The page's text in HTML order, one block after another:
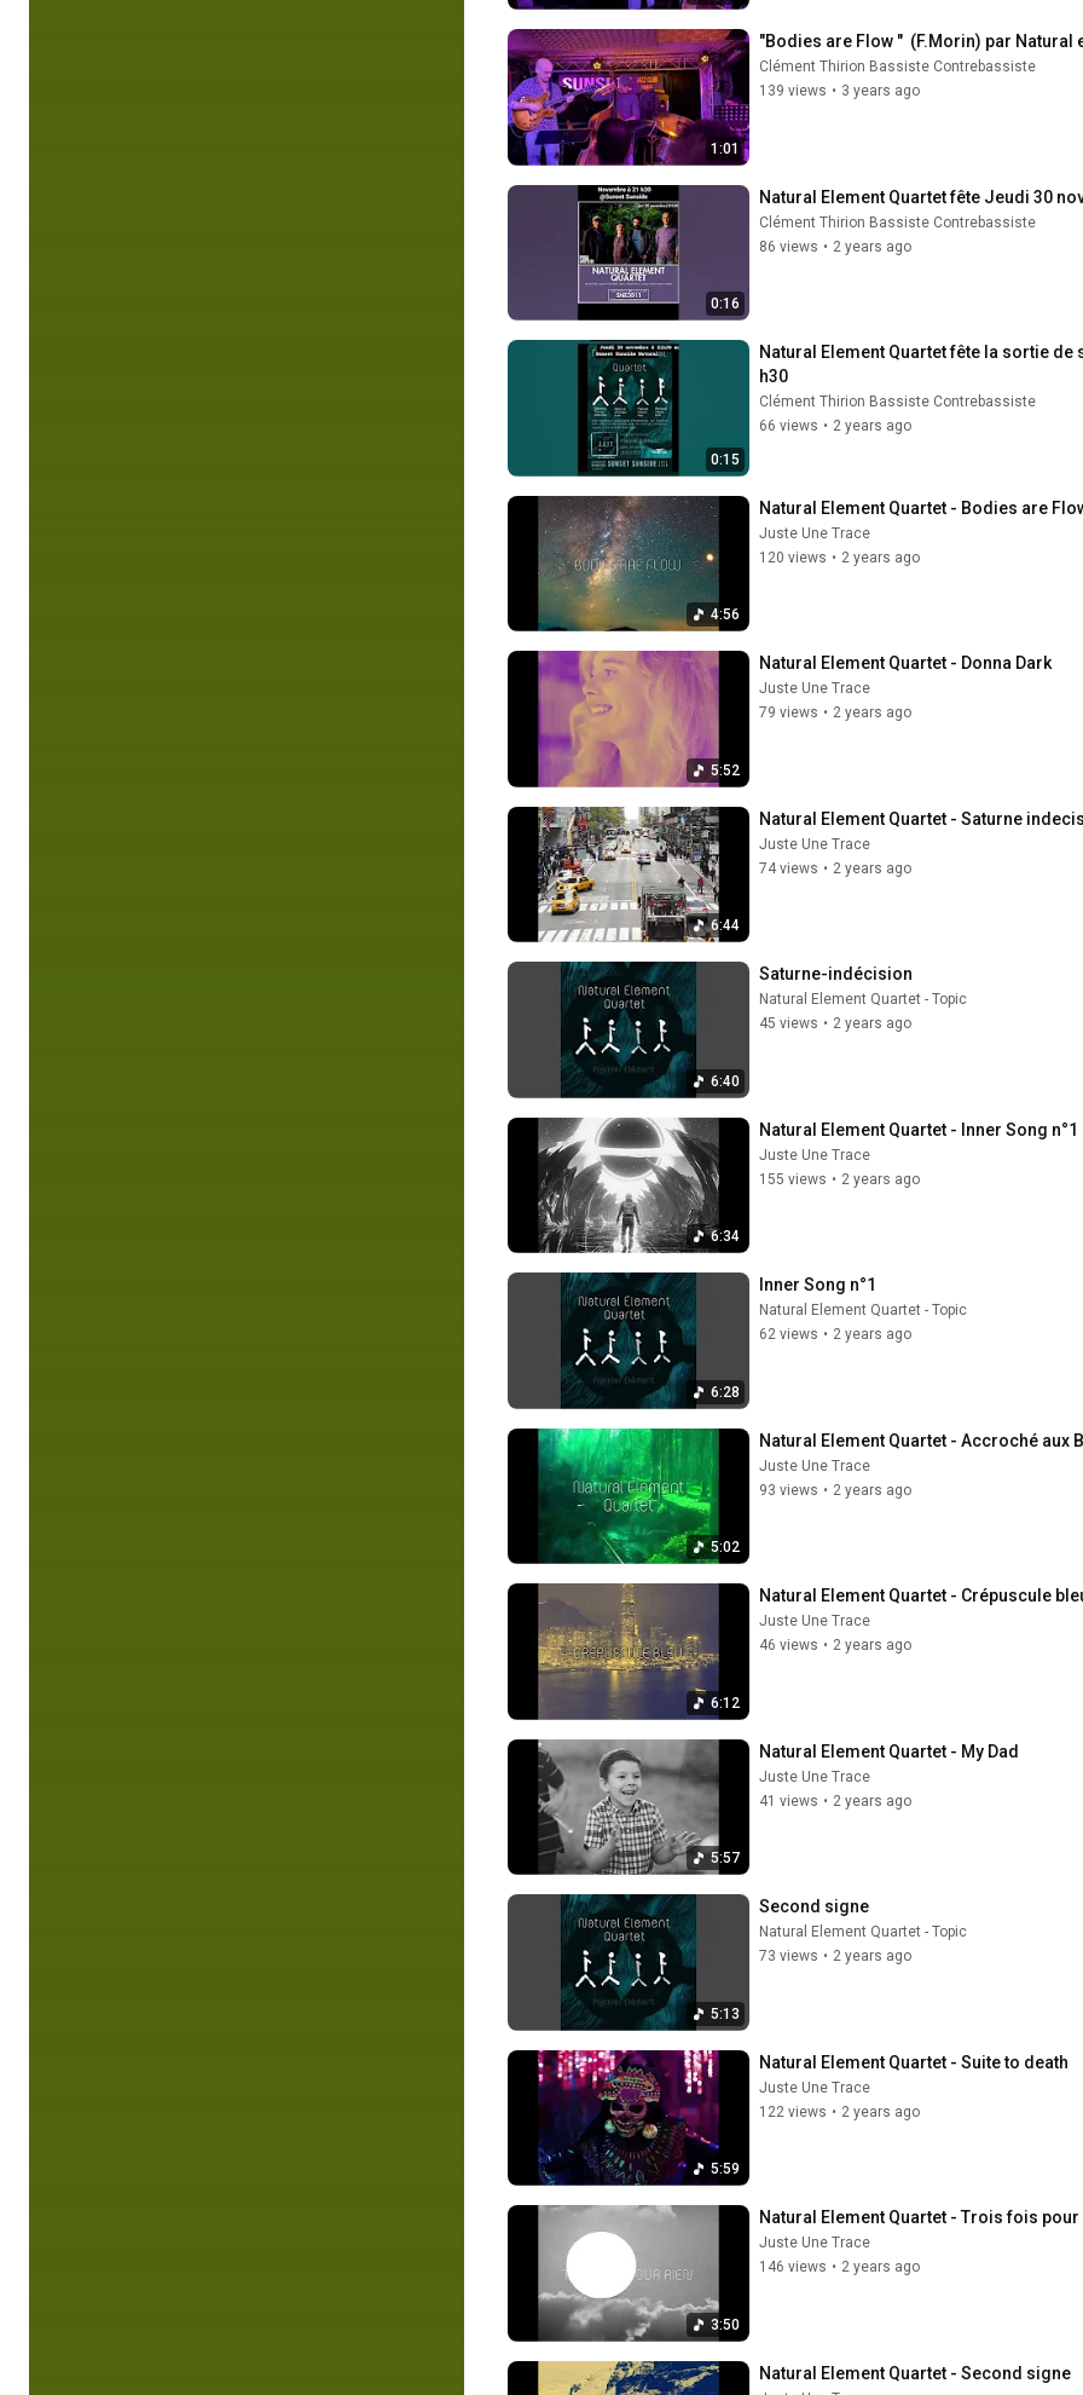
1:01
"Bodies are Flow "  (F.Morin) par
Clément Thirion Bassiste Contrebassiste
139 views • 3 years ago
0:16
Natural Element Quartet fête Jeudi 30
Clément Thirion Bassiste Contrebassiste
86 views • 2 years ago
0:15
Natural Element Quartet fête la sortie
h30
Clément Thirion Bassiste Contrebassiste
66 views • 2 years ago
4:56
Natural Element Quartet - Bodies are
Juste Une Trace
120 views • 2 years ago
5:52
Natural Element Quartet - Donna Dark
Juste Une Trace
79 views • 2 years ago
6:44
Natural Element Quartet - Saturne
Juste Une Trace
74 views • 2 years ago
6:40
Saturne-indécision
Natural Element Quartet - Topic
45 views • 2 years ago
6:34
Natural Element Quartet - Inner Song n°1
Juste Une Trace
155 views • 2 years ago
6:28
Inner Song n°1
Natural Element Quartet - Topic
62 views • 2 years ago
5:02
Natural Element Quartet - Accroché aux
Juste Une Trace
93 views • 2 years ago
6:12
Natural Element Quartet - Crépuscule
Juste Une Trace
46 views • 2 years ago
5:57
Natural Element Quartet - My Dad
Juste Une Trace
41 views • 2 years ago
5:13
Second signe
Natural Element Quartet - Topic
73 views • 2 years ago
5:59
Natural Element Quartet - Suite to death
Juste Une Trace
122 views • 2 years ago
3:50
Natural Element Quartet - Trois fois
Juste Une Trace
146 views • 2 years ago
Natural Element Quartet - Second signe